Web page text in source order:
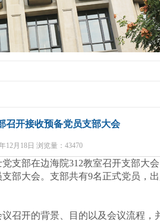
召开接收预备党员支部大会
12月18日 浏览量：43470
党支部在边海院312教室召开支部大
支部大会。支部共有9名正式党员，
召开的背景、目的以及会议流程，